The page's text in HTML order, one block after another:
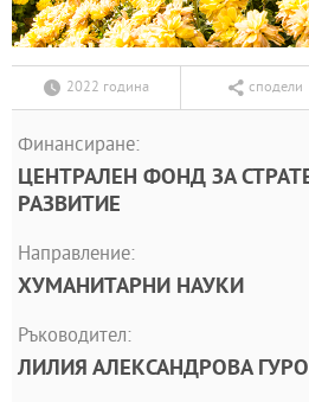
2022 година сподели
Финансиране:
ЦЕНТРАЛЕН ФОНД ЗА
РАЗВИТИЕ
Направление:
ХУМАНИТАРНИ НАУКИ
Ръководител:
ЛИЛИЯ АЛЕКСАНДРОВА